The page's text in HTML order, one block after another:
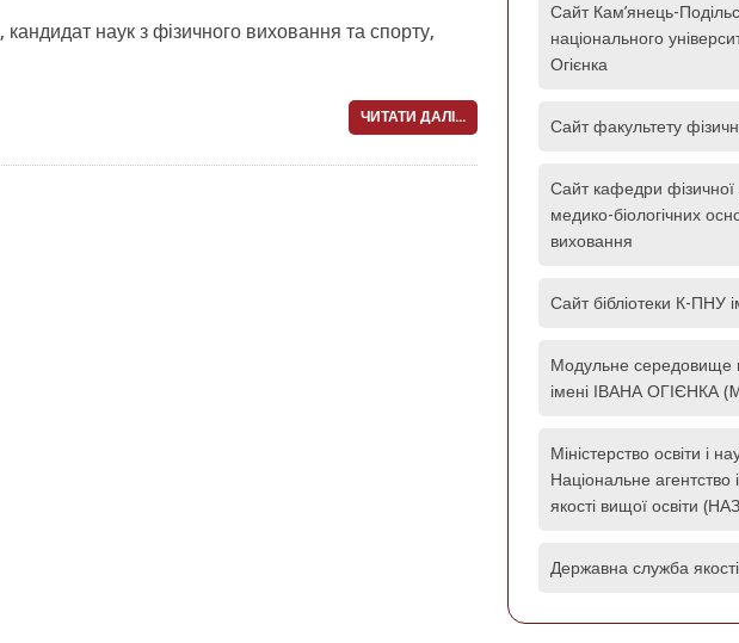
наук з фізичного виховання та спорту,
ЧИТАТИ ДАЛІ...
Сайт Кам’янець-
національного
Огієнка
Сайт факультету
Сайт кафедри фізичної
медико-біологічних
виховання
Сайт бібліотеки К-ПНУ
Модульне середовище
імені ІВАНА ОГІЄНКА
Міністерство освіти і
Національне агентство
якості вищої освіти
Державна служба якості